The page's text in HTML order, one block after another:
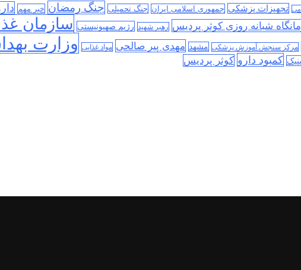
تجهیزات پزشکی جمهوری اسلامی ایران جنگ تحمیلی جنگ رمضان خبر مهم
شبانه روزی کوثر پردیس رهبر شهید رژیم صهیونیستی سازمان
مرکز سنجش آموزش پزشکی مشهد مهدی پیر صالحی مواد غذایی وزارت
کمبود دارو کوثر پردیس